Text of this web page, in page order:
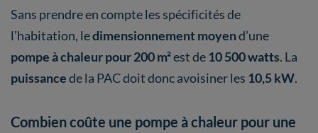
Sans prendre en compte les spécificités de
l’habitation, ledimensionnement moyend’une
pompe à chaleur pour 200 m²est de10 500 watts. La
puissancede la PAC doit donc avoisiner les 10,5 kW.
Combien coûte une pompe à chaleur pour une